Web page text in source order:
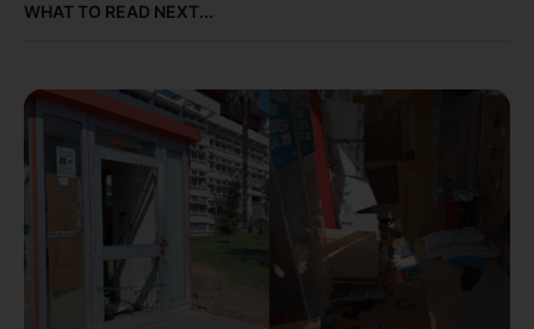
WHAT TO READ NEXT...